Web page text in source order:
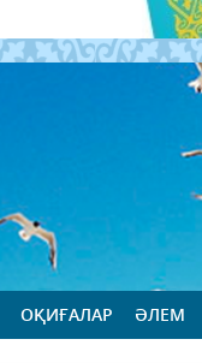
ОҚИҒАЛАР ӘЛЕМ